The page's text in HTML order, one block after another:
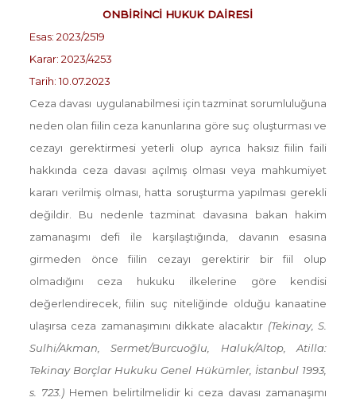
ONBİRİNCİ HUKUK DAİRESİ
Esas: 2023/2519
Karar: 2023/4253
Tarih: 10.07.2023
Ceza davası uygulanabilmesi için tazminat sorumluluğuna
neden olan fiilin ceza kanunlarına göre suç oluşturması ve
cezayı gerektirmesi yeterli olup ayrıca haksız fiilin faili
hakkında ceza davası açılmış olması veya mahkumiyet
kararı verilmiş olması, hatta soruşturma yapılması gerekli
değildir. Bu nedenle tazminat davasına bakan hakim
zamanaşımı defi ile karşılaştığında, davanın esasına
girmeden önce fiilin cezayı gerektirir bir fiil olup
olmadığını ceza hukuku ilkelerine göre kendisi
değerlendirecek, fiilin suç niteliğinde olduğu kanaatine
ulaşırsa ceza zamanaşımını dikkate alacaktır (Tekinay, S.
Sulhi/Akman, Sermet/Burcuoğlu, Haluk/Altop, Atilla:
Tekinay Borçlar Hukuku Genel Hükümler, İstanbul 1993,
s. 723.) Hemen belirtilmelidir ki ceza davası zamanaşımı